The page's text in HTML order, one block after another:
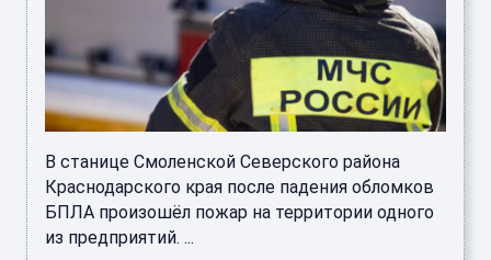
В станице Смоленской Северского района
Краснодарского края после падения обломков
БПЛА произошёл пожар на территории одного
из предприятий. ...